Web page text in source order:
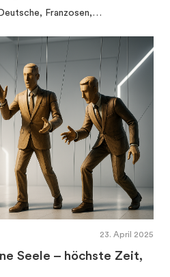
Franzosen,…
23. April 2025
Seele – höchste Zeit,